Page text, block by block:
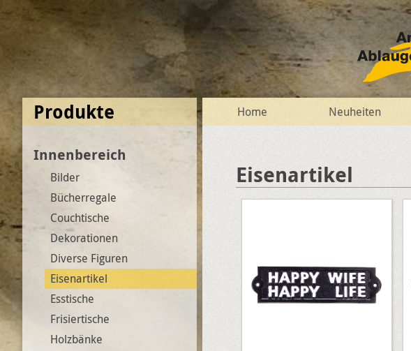
Home Neuheiten
Eisenartikel
Produkte
Innenbereich
Bilder
Bücherregale
Couchtische
Dekorationen
Diverse Figuren
Eisenartikel
Esstische
Frisiertische
Holzbänke